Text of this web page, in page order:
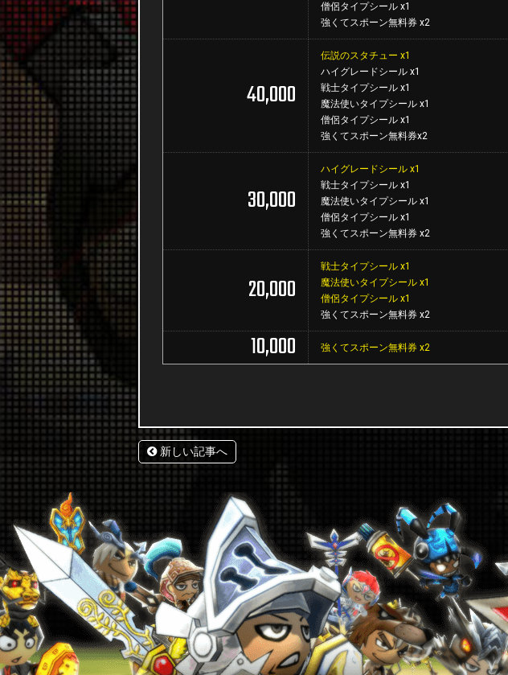
僧侶タイプシール x1
強くてスポーン無料券 x2
40,000
伝説のスタチュー x1
ハイグレードシール x1
戦士タイプシール x1
魔法使いタイプシール x1
僧侶タイプシール x1
強くてスポーン無料券x2
30,000
ハイグレードシール x1
戦士タイプシール x1
魔法使いタイプシール x1
僧侶タイプシール x1
強くてスポーン無料券 x2
20,000
戦士タイプシール x1
魔法使いタイプシール x1
僧侶タイプシール x1
強くてスポーン無料券 x2
10,000 強くてスポーン無料券 x2
新しい記事へ